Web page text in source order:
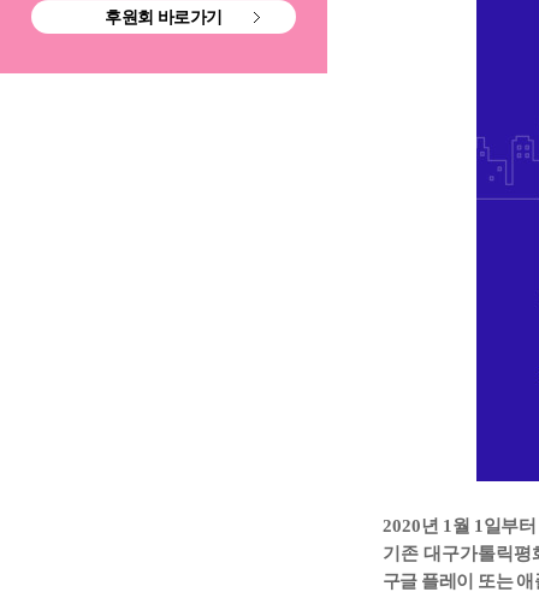
후원회 바로가기
2020년 1 월 1 일부터
기존 대구가톨릭평
구글 플레이 또는